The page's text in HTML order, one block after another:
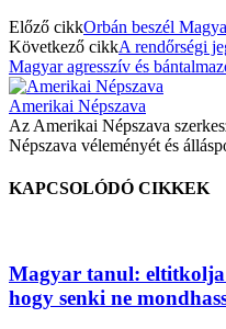
Előző cikkOrbán beszél
Következő cikkA rendőrségi
Magyar agresszív és
Amerikai Népszava
Az Amerikai Népszava
Népszava véleményét és
KAPCSOLÓDÓ CIKKEK
Magyar tanul: eltitkolja
hogy senki ne